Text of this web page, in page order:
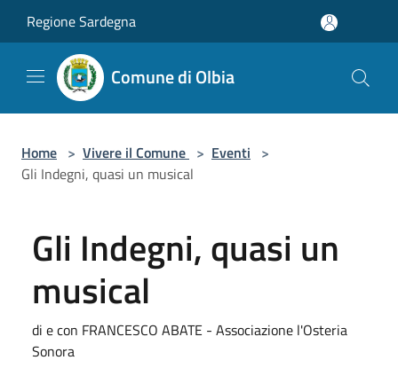
Regione Sardegna
Comune di Olbia
Home > Vivere il Comune > Eventi >
Gli Indegni, quasi un musical
Gli Indegni, quasi un
musical
di e con FRANCESCO ABATE - Associazione l'Osteria
Sonora